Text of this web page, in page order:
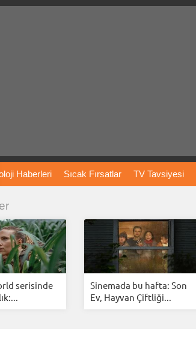
Haberleri Sıcak Fırsatlar TV Tavsiyesi
Önerileri
Vizyondaki Bitcoin Dizi Önerileri
Dondurma İnstagram Çöktü Mü
serisinde
Sinemada bu hafta: Son
Ev, Hayvan Çiftliği...